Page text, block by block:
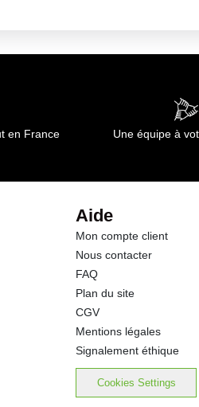
en France Une équipe à
Aide
Mon compte client
Nous contacter
FAQ
Plan du site
CGV
Mentions légales
Signalement éthique
Cookies Settings